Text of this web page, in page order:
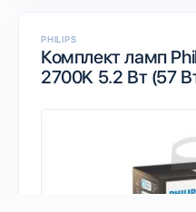
PHILIPS
Комплект ламп
2700K 5.2 Вт (57